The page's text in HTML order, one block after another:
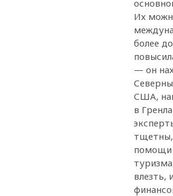
Их
более
— он
США,
в
тщетны,
помощи
влезть,